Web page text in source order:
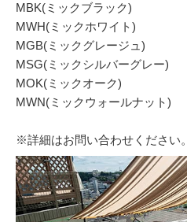
MBK(ミックブラック)
MWH(ミックホワイト)
MGB(ミックグレージュ)
MSG(ミックシルバーグレー)
MOK(ミックオーク)
MWN(ミックウォールナット)
※詳細はお問い合わせください。